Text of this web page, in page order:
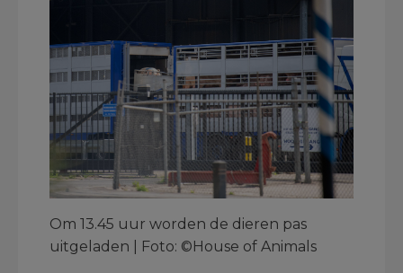
Om 13.45 uur worden de dieren pas
uitgeladen | Foto: ©House of Animals